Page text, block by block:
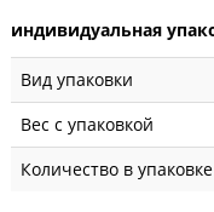
индивидуальная
Вид упаковки
Вес с упаковкой
Количество в упаковке